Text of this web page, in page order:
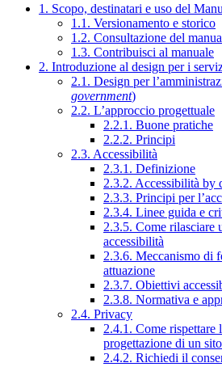
1. Scopo, destinatari e uso del
1.1. Versionamento e storico
1.2. Consultazione del
1.3. Contribuisci al manuale
2. Introduzione al design per i
2.1. Design per
government)
2.2. L’approccio progettuale
2.2.1. Buone pratiche
2.2.2. Principi
2.3. Accessibilità
2.3.1. Definizione
2.3.2. Accessibilità by
2.3.3. Principi per
2.3.4. Linee guida e
2.3.5. Come rilasciare
accessibilità
2.3.6. Meccanismo di
attuazione
2.3.7. Obiettivi
2.3.8. Normativa e
2.4. Privacy
2.4.1. Come rispettare
progettazione di un
2.4.2. Richiedi il